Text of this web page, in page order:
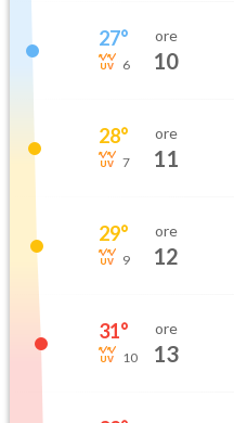
27°
6
ore
10
28°
7
ore
11
29°
9
ore
12
31°
10
ore
13